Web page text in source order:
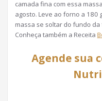
camada fina com essa
agosto. Leve ao forno a 180
massa se soltar do fundo
Conheça também a Receita
Agende sua